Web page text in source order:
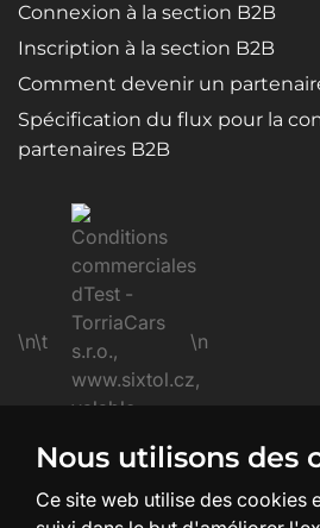
Connexion à la section B2B
Inscription à la section B2B
Comment devenir un
Spécification du flux pour la
partenaires B2B
\n\t \n
Nous utilisons des
Ce site web utilise des cookies